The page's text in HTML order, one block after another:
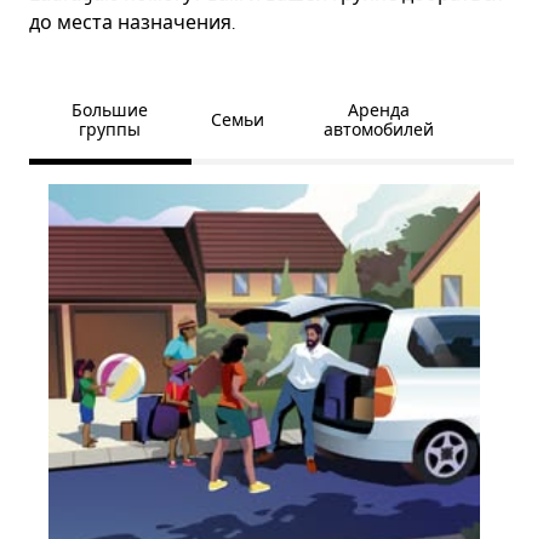
до места назначения.
Большие
группы
Семьи
Аренда
автомобилей